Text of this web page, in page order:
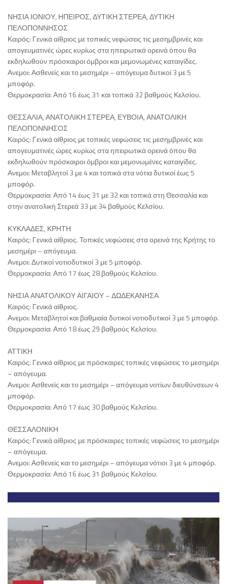
ΝΗΣΙΑ ΙΟΝΙΟΥ, ΗΠΕΙΡΟΣ, ΔΥΤΙΚΗ ΣΤΕΡΕΑ, ΔΥΤΙΚΗ
ΠΕΛΟΠΟΝΝΗΣΟΣ
Καιρός: Γενικά αίθριος με τοπικές νεφώσεις τις μεσημβρινές και
απογευματινές ώρες κυρίως στα ηπειρωτικά ορεινά όπου θα
εκδηλωθούν πρόσκαιροι όμβροι και μεμονωμένες καταιγίδες.
Ανεμοι: Ασθενείς και το μεσημέρι – απόγευμα δυτικοί 3 με 5
μποφόρ.
Θερμοκρασία: Από 16 έως 31 και τοπικά 32 βαθμούς Κελσίου.
ΘΕΣΣΑΛΙΑ, ΑΝΑΤΟΛΙΚΗ ΣΤΕΡΕΑ, ΕΥΒΟΙΑ, ΑΝΑΤΟΛΙΚΗ
ΠΕΛΟΠΟΝΝΗΣΟΣ
Καιρός: Γενικά αίθριος με τοπικές νεφώσεις τις μεσημβρινές και
απογευματινές ώρες κυρίως στα ηπειρωτικά ορεινά όπου θα
εκδηλωθούν πρόσκαιροι όμβροι και μεμονωμένες καταιγίδες.
Ανεμοι: Μεταβλητοί 3 με 4 και τοπικά στα νότια δυτικοί έως 5
μποφόρ.
Θερμοκρασία: Από 14 έως 31 με 32 και τοπικά στη Θεσσαλία και
στην ανατολική Στερεά 33 με 34 βαθμούς Κελσίου.
ΚΥΚΛΑΔΕΣ, ΚΡΗΤΗ
Καιρός: Γενικά αίθριος. Τοπικές νεφώσεις στα ορεινά της Κρήτης το
μεσημέρι – απόγευμα.
Ανεμοι: Δυτικοί νοτιοδυτικοί 3 με 5 μποφόρ.
Θερμοκρασία: Από 17 έως 28 βαθμούς Κελσίου.
ΝΗΣΙΑ ΑΝΑΤΟΛΙΚΟΥ ΑΙΓΑΙΟΥ – ΔΩΔΕΚΑΝΗΣΑ
Καιρός: Γενικά αίθριος.
Ανεμοι: Μεταβλητοί και βαθμιαία δυτικοί νοτιοδυτικοί 3 με 5 μποφόρ.
Θερμοκρασία: Από 18 έως 29 βαθμούς Κελσίου.
ΑΤΤΙΚΗ
Καιρός: Γενικά αίθριος με πρόσκαιρες τοπικές νεφώσεις το μεσημέρι
– απόγευμα.
Ανεμοι: Ασθενείς και το μεσημέρι – απόγευμα νοτίων διευθύνσεων 4
μποφόρ.
Θερμοκρασία: Από 17 έως 30 βαθμούς Κελσίου.
ΘΕΣΣΑΛΟΝΙΚΗ
Καιρός: Γενικά αίθριος με πρόσκαιρες τοπικές νεφώσεις το μεσημέρι
– απόγευμα.
Ανεμοι: Ασθενείς και το μεσημέρι – απόγευμα νότιοι 3 με 4 μποφόρ.
Θερμοκρασία: Από 16 έως 31 βαθμούς Κελσίου.